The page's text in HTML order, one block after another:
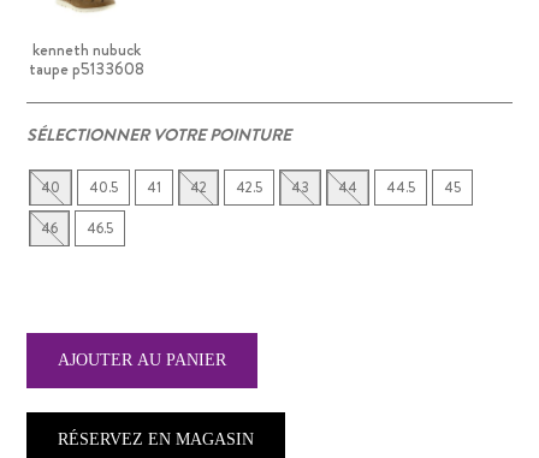
kenneth nubuck
taupe p5133608
SÉLECTIONNER VOTRE POINTURE
40 40.5 41 42 42.5 43 44 44.5
45
46
46.5
RÉSERVEZ EN MAGASIN